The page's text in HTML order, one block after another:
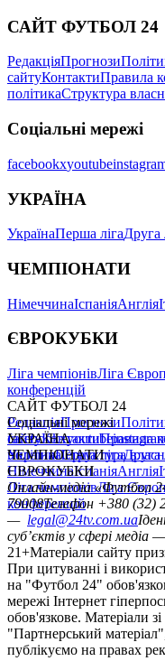
САЙТ ФУТБОЛ 24
РедакціяПрогнози
сайтуКонтактиПравила
політикаСтруктура
Соціальні мережі
facebookxyoutube
УКРАЇНА
УкраїнаПерша лігаДруга
ЧЕМПІОНАТИ
НімеччинаІспаніяАнглія
ЄВРОКУБКИ
Ліга чемпіонівЛіга
конференцій
САЙТ ФУТБОЛ 24
РедакціяПрогнози
сайтуКонтактиПравила
політикаСтруктура
Соціальні мережі
facebookxyoutube
УКРАЇНА
УкраїнаПерша лігаДруга
ЧЕМПІОНАТИ
НімеччинаІспаніяАнглія
ЄВРОКУБКИ
Ліга чемпіонівЛіга
конференцій
Онлайн-медіа «Футбол
79008Телефон +380 (32)
— legal@24tv.com.ua
суб’єктів у сфері медіа
21+Матеріали сайту
При цитуванні і
на "Футбол 24"
мережі Інтернет
обов'язкове. Матеріали
"Партнерський
публікуємо на правах